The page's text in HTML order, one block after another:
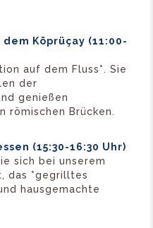
Köprüçay (11:00-
auf dem Fluss*. Sie
der
genießen
römischen Brücken.
(15:30-16:30 Uhr)
sich bei unserem
das *gegrilltes
hausgemachte